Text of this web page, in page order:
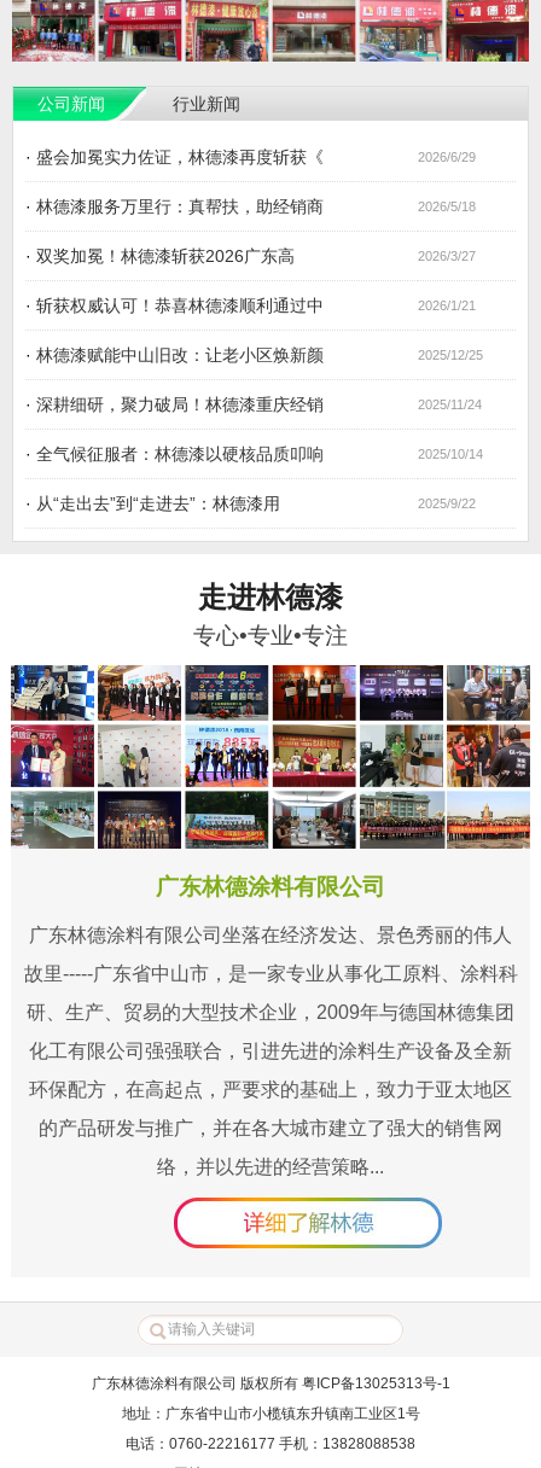
公司新闻 行业新闻
· 盛会加冕实力佐证，林德漆再度斩获《 2026/6/29
· 林德漆服务万里行：真帮扶，助经销商 2026/5/18
· 双奖加冕！林德漆斩获2026广东高 2026/3/27
· 斩获权威认可！恭喜林德漆顺利通过中 2026/1/21
· 林德漆赋能中山旧改：让老小区焕新颜 2025/12/25
· 深耕细研，聚力破局！林德漆重庆经销 2025/11/24
· 全气候征服者：林德漆以硬核品质叩响 2025/10/14
· 从“走出去”到“走进去”：林德漆用 2025/9/22
走进林德漆
专心•专业•专注
广东林德涂料有限公司
广东林德涂料有限公司坐落在经济发达、景色秀丽的伟人
故里-----广东省中山市，是一家专业从事化工原料、涂料科
研、生产、贸易的大型技术企业，2009年与德国林德集团
化工有限公司强强联合，引进先进的涂料生产设备及全新
环保配方，在高起点，严要求的基础上，致力于亚太地区
的产品研发与推广，并在各大城市建立了强大的销售网
络，并以先进的经营策略...
广东林德涂料有限公司 版权所有 粤ICP备13025313号-1
地址：广东省中山市小榄镇东升镇南工业区1号
电话：0760-22216177 手机：13828088538